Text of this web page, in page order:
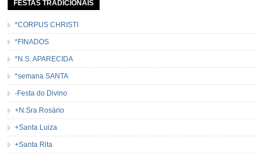
FESTAS TRADICIONAIS
*CORPUS CHRISTI
*FINADOS
*N.S. APARECIDA
*semana SANTA
-Festa do Divino
+N.Sra Rosário
+Santa Luiza
+Santa Rita